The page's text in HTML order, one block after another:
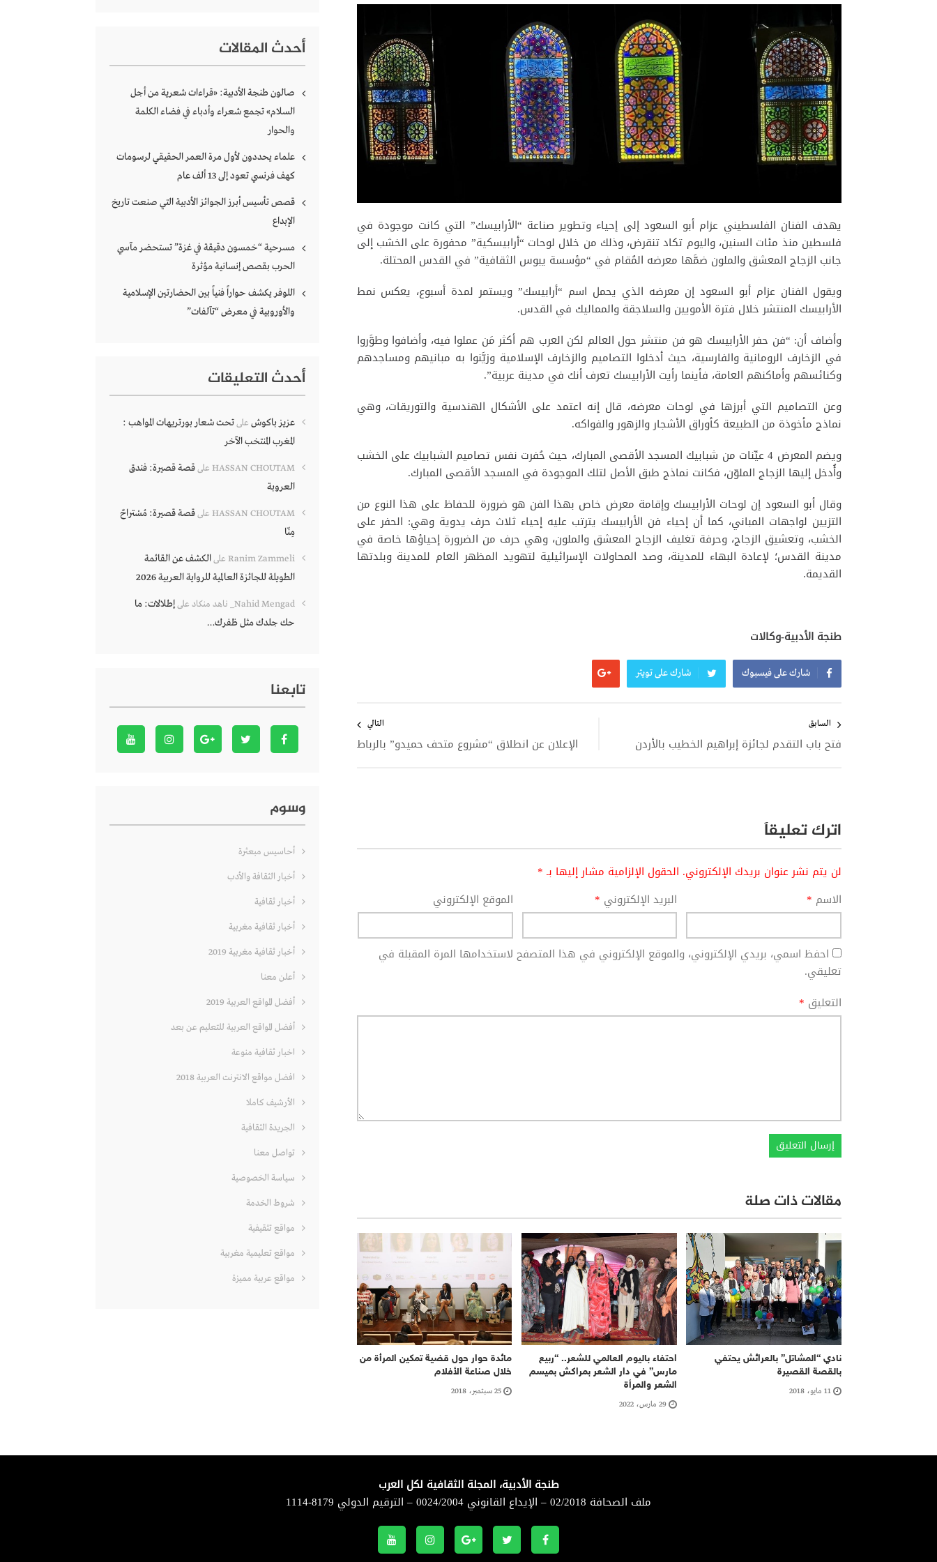
يهدف الفنان الفلسطيني عزام أبو السعود إلى إحياء وتطوير صناعة “الأرابيسك” التي كانت موجودة في
فلسطين منذ مئات السنين، واليوم تكاد تنقرض، وذلك من خلال لوحات “أرابيسكية” محفورة على الخشب إلى
جانب الزجاج المعشق والملون ضمَّها معرضه المُقام في “مؤسسة يبوس الثقافية” في القدس المحتلة.
ويقول الفنان عزام أبو السعود إن معرضه الذي يحمل اسم “أرابيسك” ويستمر لمدة أسبوع، يعكس نمط
الأرابيسك المنتشر خلال فترة الأمويين والسلاجقة والمماليك في القدس.
وأضاف أن: “فن حفر الأرابيسك هو فن منتشر حول العالم لكن العرب هم أكثر مَن عملوا فيه، وأضافوا وطوَّروا
في الزخارف الرومانية والفارسية، حيث أدخلوا التصاميم والزخارف الإسلامية وزيَّنوا به مبانيهم ومساجدهم
وكنائسهم وأماكنهم العامة، فأينما رأيت الأرابيسك تعرف أنك في مدينة عربية”.
وعن التصاميم التي أبرزها في لوحات معرضه، قال إنه اعتمد على الأشكال الهندسية والتوريقات، وهي
نماذج مأخوذة من الطبيعة كأوراق الأشجار والزهور والفواكه.
ويضم المعرض 4 عيِّنات من شبابيك المسجد الأقصى المبارك، حيث حُفرت نفس تصاميم الشبابيك على الخشب
وأُدخل إليها الزجاج الملوّن، فكانت نماذج طبق الأصل لتلك الموجودة في المسجد الأقصى المبارك.
وقال أبو السعود إن لوحات الأرابيسك وإقامة معرض خاص بهذا الفن هو ضرورة للحفاظ على هذا النوع من
التزيين لواجهات المباني، كما أن إحياء فن الأرابيسك يترتب عليه إحياء ثلاث حرف يدوية وهي: الحفر على
الخشب، وتعشيق الزجاج، وحرفة تغليف الزجاج المعشق والملون، وهي حرف من الضرورة إحياؤها خاصة في
مدينة القدس؛ لإعادة البهاء للمدينة، وصد المحاولات الإسرائيلية لتهويد المظهر العام للمدينة وبلدتها
القديمة.
طنجة الأدبية-وكالات
شارك على فيسبوك شارك على تويتر
المقالات
السابق
فتح باب التقدم لجائزة إبراهيم الخطيب بالأردن
التالي
الإعلان عن انطلاق “مشروع متحف حميدو” بالرباط
اترك تعليقاً
لن يتم نشر عنوان بريدك الإلكتروني. الحقول الإلزامية مشار إليها بـ*
الاسم * البريد الإلكتروني * الموقع الإلكتروني
احفظ اسمي، بريدي الإلكتروني، والموقع الإلكتروني في هذا المتصفح لاستخدامها المرة المقبلة في
تعليقي.
التعليق *
مقالات ذات صلة
نادي “المشاتل” بالعرائش يحتفي
بالقصة القصيرة
11 مايو، 2018
احتفاء باليوم العالمي للشعر.. “ربيع
مارس” في دار الشعر بمراكش بميسم
الشعر والمرأة
29 مارس، 2022
مائدة حوار حول قضية تمكين المرأة من
خلال صناعة الأفلام
25 سبتمبر، 2018
أحدث المقالات
صالون طنجة الأدبية: «قراءات شعرية من أجل
السلام» تجمع شعراء وأدباء في فضاء الكلمة
والحوار
علماء يحددون لأول مرة العمر الحقيقي لرسومات
كهف فرنسي تعود إلى 13 ألف عام
قصص تأسيس أبرز الجوائز الأدبية التي صنعت تاريخ
الإبداع
مسرحية “خمسون دقيقة في غزة” تستحضر مآسي
الحرب بقصص إنسانية مؤثرة
اللوفر يكشف حواراً فنياً بين الحضارتين الإسلامية
والأوروبية في معرض “تآلفات”
أحدث التعليقات
عزيز باكوش علىتحت شعار بورتريهات المواهب :
المغرب المنتخب الآخر
HASSAN CHOUTAM علىقصة قصيرة: فندق
العروبة
HASSAN CHOUTAM علىقصة قصيرة: مُسْتراحٌ
مِنّا
Ranim Zammeli علىالكشف عن القائمة
الطويلة للجائزة العالمية للرواية العربية 2026
Nahid Mengad_ ناهد منكاد علىإطلالات: ما
حك جلدك مثل ظفرك…
تابعنا
وسوم
أحاسيس مبعثرة
أخبار الثقافة والأدب
أخبار ثقافية
أخبار ثقافية مغربية
أخبار ثقافية مغربية 2019
أعلن معنا
أفضل المواقع العربية 2019
أفضل المواقع العربية للتعليم عن بعد
اخبار ثقافية منوعة
افضل مواقع الانترنت العربية 2018
الأرشيف كاملا
الجريدة الثقافية
تواصل معنا
سياسة الخصوصية
شروط الخدمة
مواقع تثقيفية
مواقع تعليمية مغربية
مواقع عربية مميزة
طنجة الأدبية، المجلة الثقافية لكل العرب
ملف الصحافة 02/2018 – الإيداع القانوني 0024/2004 – الترقيم الدولي 8179-1114